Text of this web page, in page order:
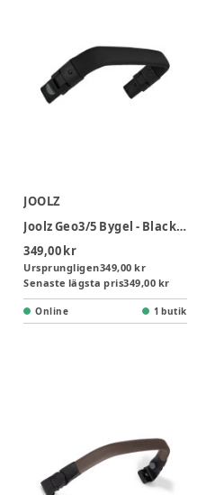
JOOLZ
Joolz Geo3/5 Bygel - Black Carbon
349,00 kr
Ursprungligen349,00 kr
Senaste lägsta pris349,00 kr
Online 1 butik